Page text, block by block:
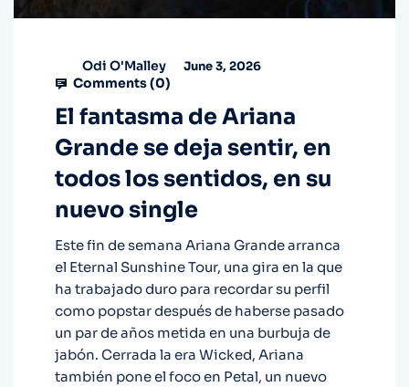
Odi O'Malley June 3, 2026
Comments (0)
El fantasma de Ariana
Grande se deja sentir, en
todos los sentidos, en su
nuevo single
Este fin de semana Ariana Grande arranca
el Eternal Sunshine Tour, una gira en la que
ha trabajado duro para recordar su perfil
como popstar después de haberse pasado
un par de años metida en una burbuja de
jabón. Cerrada la era Wicked, Ariana
también pone el foco en Petal, un nuevo